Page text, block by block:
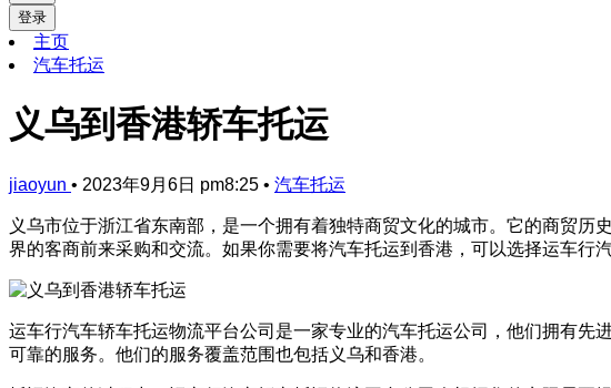
登录
主页
汽车托运
义乌到香港轿车托运
jiaoyun • 2023年9月6日 pm8:25 • 汽车托运
义乌市位于浙江省东南部，是一个拥有着独特商贸文化的城市。它的商贸
界的客商前来采购和交流。如果你需要将汽车托运到香港，可以选择运车行
运车行汽车轿车托运物流平台公司是一家专业的汽车托运公司，他们拥有
可靠的服务。他们的服务覆盖范围也包括义乌和香港。